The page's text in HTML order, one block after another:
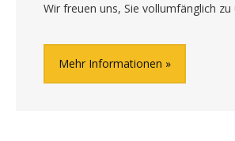
Wir freuen uns, Sie vollumfänglich
Mehr Informationen